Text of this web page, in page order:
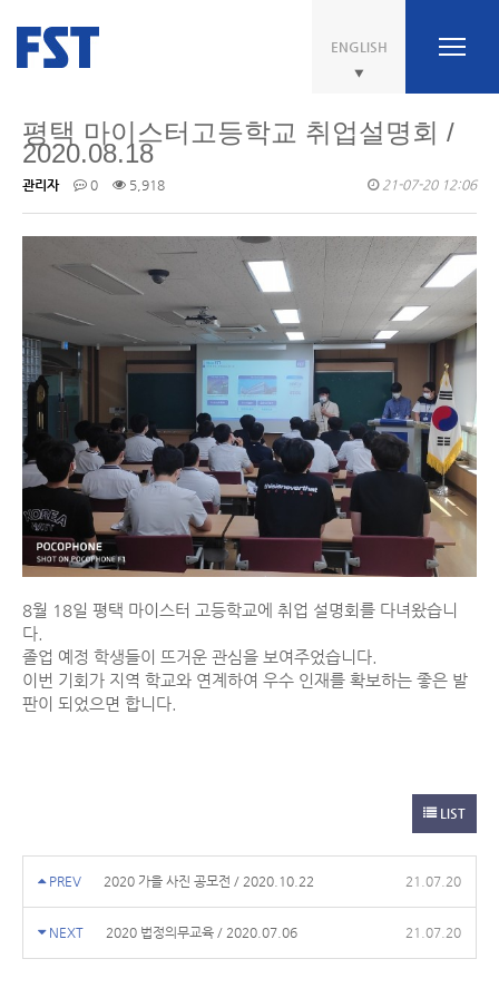
ENGLISH
평택 마이스터고등학교 취업설명회 /
2020.08.18
관리자 0 5,918 21-07-20 12:06
8월 18일 평택 마이스터 고등학교에 취업 설명회를 다녀왔습니
다.
졸업 예정 학생들이 뜨거운 관심을 보여주었습니다.
이번 기회가 지역 학교와 연계하여 우수 인재를 확보하는 좋은 발
판이 되었으면 합니다.
LIST
PREV 2020 가을 사진 공모전 / 2020.10.22 21.07.20
NEXT 2020 법정의무교육 / 2020.07.06 21.07.20